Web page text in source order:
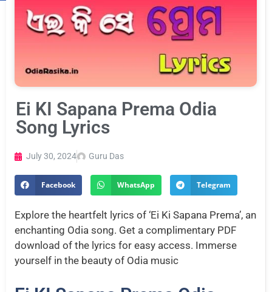
Ei KI Sapana Prema Odia
Song Lyrics
July 30, 2024 Guru Das
Facebook WhatsApp Telegram
Explore the heartfelt lyrics of ‘Ei Ki Sapana Prema’, an
enchanting Odia song. Get a complimentary PDF
download of the lyrics for easy access. Immerse
yourself in the beauty of Odia music